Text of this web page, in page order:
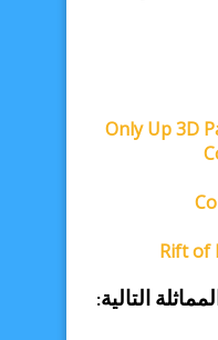
Only Up 3D
Rift of
التالية: